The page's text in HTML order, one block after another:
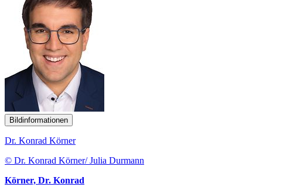
Bildinformationen
Dr. Konrad Körner
© Dr. Konrad Körner/ Julia Durmann
Körner, Dr. Konrad